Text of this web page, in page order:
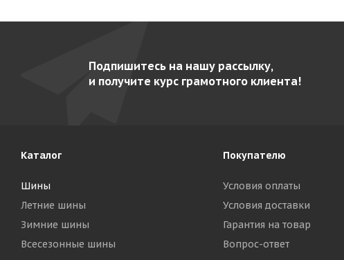
Подпишитесь на нашу рассылку,
и получите курс грамотного клиента!
Каталог
Шины
Летние шины
Зимние шины
Всесезонные шины
Покупателю
Условия оплаты
Условия доставки
Гарантия на товар
Вопрос-ответ